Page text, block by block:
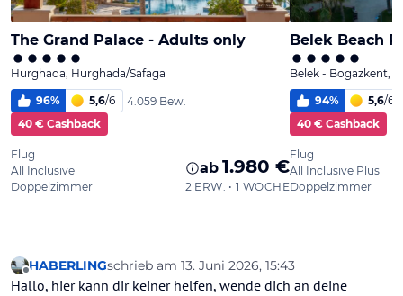
Offline
HABERLINGschrieb am 13. Juni 2026, 15:43
zuletzt editiert von
Hallo, hier kann dir keiner helfen, wende dich an deine